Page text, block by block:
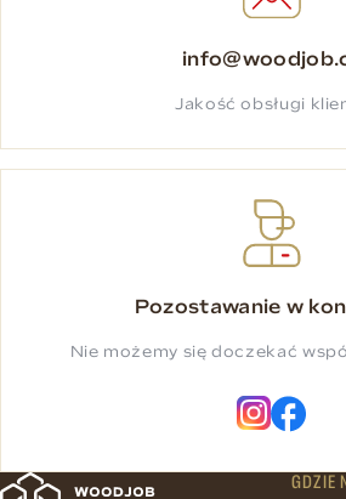
Jakość obsługi
Pozostawanie w
Nie możemy się doczekać
GDZIE